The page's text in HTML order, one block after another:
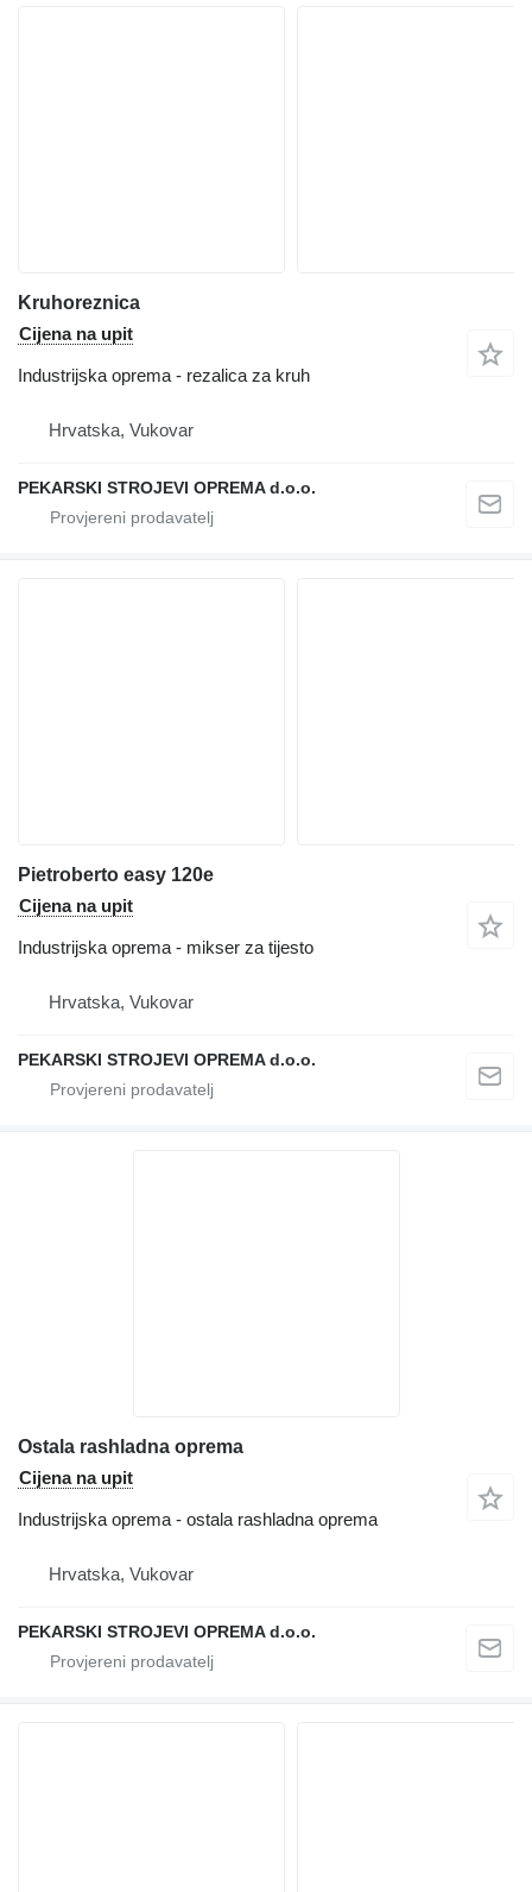
Kruhoreznica
Cijena na upit
Industrijska oprema - rezalica za kruh
Hrvatska, Vukovar
PEKARSKI STROJEVI OPREMA d.o.o.
Pietroberto easy 120e
Cijena na upit
Industrijska oprema - mikser za tijesto
Hrvatska, Vukovar
PEKARSKI STROJEVI OPREMA d.o.o.
Ostala rashladna oprema
Cijena na upit
Industrijska oprema - ostala rashladna oprema
Hrvatska, Vukovar
PEKARSKI STROJEVI OPREMA d.o.o.